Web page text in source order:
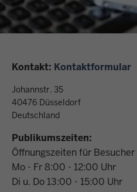
Kontakt: Kontaktformular
Johannstr. 35
40476 Düsseldorf
Deutschland
Publikumszeiten:
Öffnungszeiten für Besucher
Mo - Fr 8:00 - 12:00 Uhr
Di u. Do 13:00 - 15:00 Uhr